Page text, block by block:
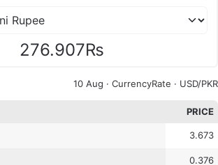
276.907₨
10 Aug · CurrencyRate · USD/PKR
PRICE
3.673
0.376